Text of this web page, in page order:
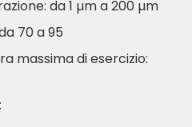
da 1 µm a 200 µm
70 a 95
massima di esercizio: